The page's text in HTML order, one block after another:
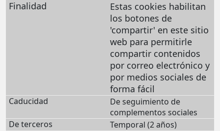
Estas cookies habilitan
los botones de
'compartir' en este sitio
web para permitirle
compartir contenidos
por correo electrónico y
por medios sociales de
forma fácil
De seguimiento de
complementos sociales
Temporal (2 años)